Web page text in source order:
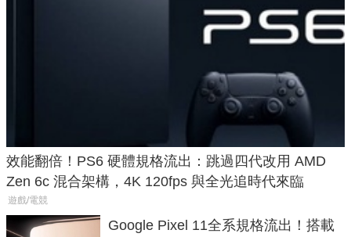
效能翻倍！PS6 硬體規格流出：跳過四代改用 AMD
Zen 6c 混合架構，4K 120fps 與全光追時代來臨
遊戲/電競
Google Pixel 11全系規格流出！搭載